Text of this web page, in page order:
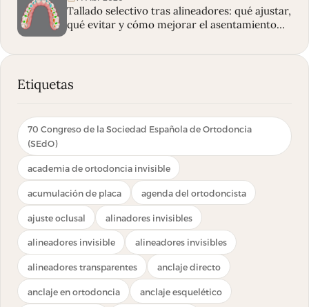
Tallado selectivo tras alineadores: qué ajustar,
qué evitar y cómo mejorar el asentamiento
Etiquetas
70 Congreso de la Sociedad Española de Ortodoncia
(SEdO)
academia de ortodoncia invisible
acumulación de placa agenda del ortodoncista
ajuste oclusal alinadores invisibles
alineadores invisible alineadores invisibles
alineadores transparentes anclaje directo
anclaje en ortodoncia anclaje esquelético